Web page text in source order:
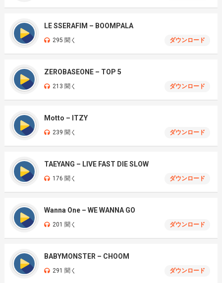
LE SSERAFIM – BOOMPALA
295 聞く ダウンロード
ZEROBASEONE – TOP 5
213 聞く ダウンロード
Motto – ITZY
239 聞く ダウンロード
TAEYANG – LIVE FAST DIE SLOW
176 聞く ダウンロード
Wanna One – WE WANNA GO
201 聞く ダウンロード
BABYMONSTER – CHOOM
291 聞く ダウンロード